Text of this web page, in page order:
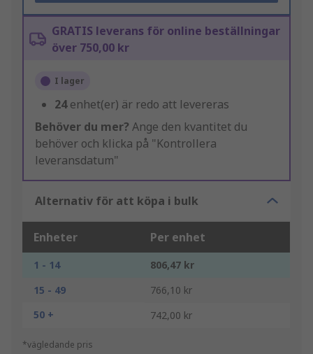
GRATIS leverans för online beställningar
över 750,00 kr
I lager
24enhet(er) är redo att levereras
Behöver du mer? Ange den kvantitet du
behöver och klicka på "Kontrollera
leveransdatum"
Alternativ för att köpa i bulk
Enheter Per enhet
1 - 14
806,47 kr
15 - 49
766,10 kr
50 +
742,00 kr
*vägledande pris